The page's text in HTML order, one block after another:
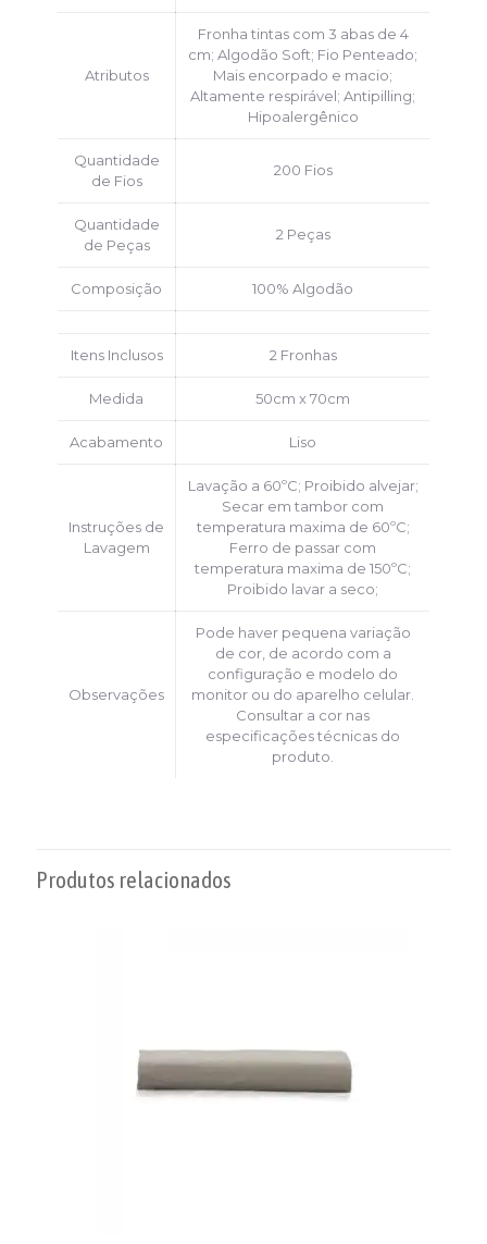
Atributos
Fronha tintas com 3 abas de 4
cm; Algodão Soft; Fio Penteado;
Mais encorpado e macio;
Altamente respirável; Antipilling;
Hipoalergênico
Quantidade
de Fios
200 Fios
Quantidade
de Peças
2 Peças
Composição 100% Algodão
Itens Inclusos 2 Fronhas
Medida 50cm x 70cm
Acabamento Liso
Instruções de
Lavagem
Lavação a 60ºC; Proibido alvejar;
Secar em tambor com
temperatura maxima de 60ºC;
Ferro de passar com
temperatura maxima de 150ºC;
Proibido lavar a seco;
Observações
Pode haver pequena variação
de cor, de acordo com a
configuração e modelo do
monitor ou do aparelho celular.
Consultar a cor nas
especificações técnicas do
produto.
Produtos relacionados